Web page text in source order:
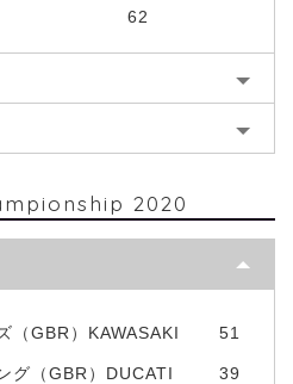
62
2020
（GBR）KAWASAKI 51
グ（GBR）DUCATI 39